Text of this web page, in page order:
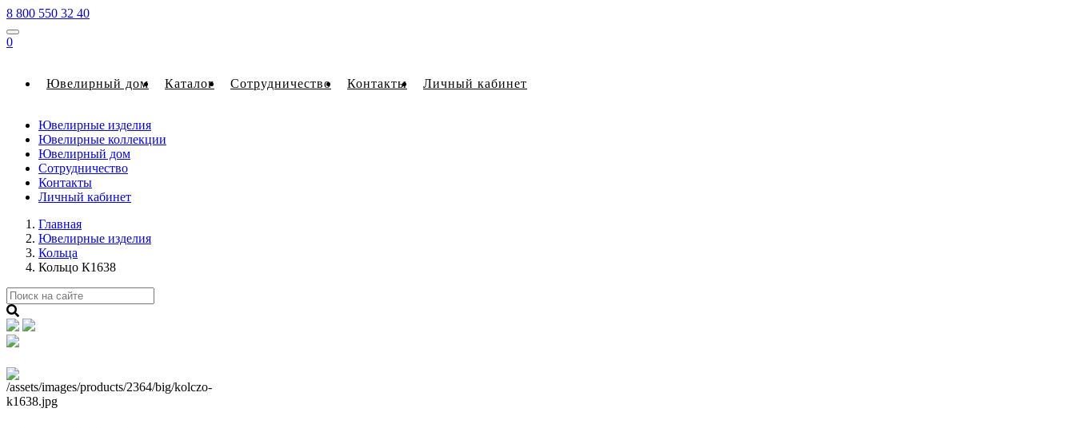
8 800 550 32 40
0
Ювелирный дом Каталог Сотрудничество Контакты Личный кабинет
Ювелирные изделия
Ювелирные коллекции
Ювелирный дом
Сотрудничество
Контакты
Личный кабинет
Главная
Ювелирные изделия
Кольца
Кольцо К1638